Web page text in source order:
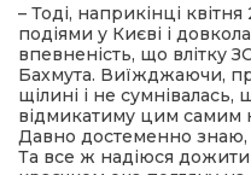
– Тоді, наприкінці
подіями у Києві і
впевненість, що влітку
Бахмута. Виїжджаючи,
щілині і не
відмикатиму цим самим
Давно достеменно
Та все ж надіюся